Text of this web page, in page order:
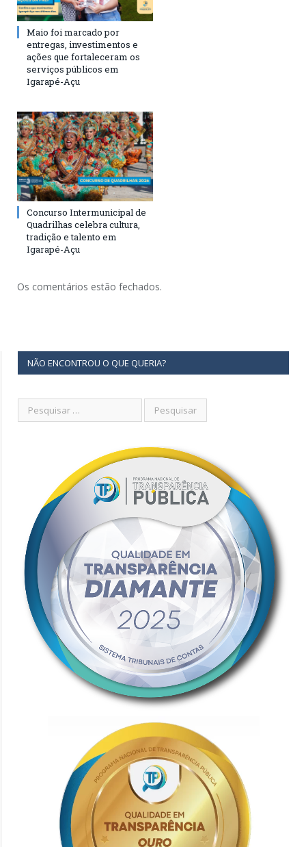
Maio foi marcado por
entregas, investimentos e
ações que fortaleceram os
serviços públicos em
Igarapé-Açu
Concurso Intermunicipal de
Quadrilhas celebra cultura,
tradição e talento em
Igarapé-Açu
Os comentários estão fechados.
NÃO ENCONTROU O QUE QUERIA?